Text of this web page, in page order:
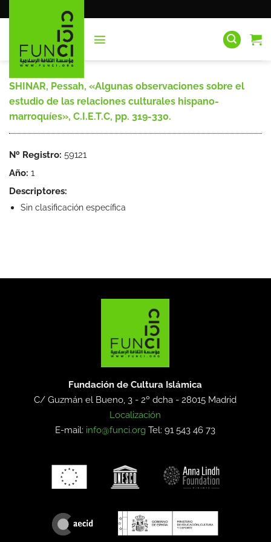
al
SHINAR, Pessah, «Algunas observaciones sobre el
estudio de las relaciones culturales hispano-
marroquíes», C.I.E.T.C, pp. 319-330.
Nº Registro: 59121
Año: 1
Descriptores:
Sin clasificación específica
Fundación de Cultura Islámica
C/ Guzmán el Bueno, 3 - 2º dcha -28015 Madrid
Localización
E-mail: info@funci.org Tel: 91 543 46 73